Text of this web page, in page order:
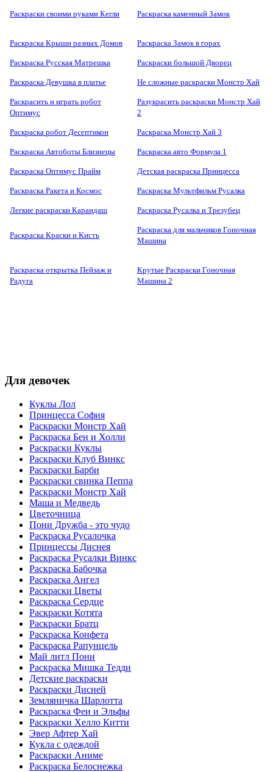
Раскраски своими руками Кегли Раскраска каменный Замок
Раскраска Крыши разных Домов Раскраска Замок в горах
Раскраска Русская Матрешка Раскраски большой Дворец
Раскраска Девушка в платье Не сложные раскраски Монстр Хай
Раскрасить и играть робот
Оптимус
Разукрасить раскраски Монстр Хай
2
Раскраска робот Десептикон Раскраска Монстр Хай 3
Раскраска Автоботы Близнецы Раскраска авто Формула 1
Раскраска Оптимус Прайм Детская раскраска Принцесса
Раскраска Ракета и Космос Раскраска Мультфильм Русалка
Легкие раскраски Карандаш Раскраска Русалка и Трезубец
Раскраска Краски и Кисть
Раскраска для мальчиков Гоночная
Машина
Раскраска открытка Пейзаж и
Радуга
Крутые Раскраски Гоночная
Машина 2
Для девочек
Куклы Лол
Принцесса София
Раскраски Монстр Хай
Раскраска Бен и Холли
Раскраски Куклы
Раскраски Клуб Винкс
Раскраски Барби
Раскраски свинка Пеппа
Раскраски Монстр Хай
Маша и Медведь
Цветочница
Пони Дружба - это чудо
Раскраска Русалочка
Принцессы Диснея
Раскраска Русалки Винкс
Раскраска Бабочка
Раскраска Ангел
Раскраски Цветы
Раскраска Сердце
Раскраски Котята
Раскраски Братц
Раскраска Конфета
Раскраска Рапунцель
Май литл Пони
Раскраска Мишка Тедди
Детские раскраски
Раскраски Дисней
Земляничка Шарлотта
Раскраска Феи и Эльфы
Раскраски Хелло Китти
Эвер Афтер Хай
Кукла с одеждой
Раскраски Аниме
Раскраска Белоснежка